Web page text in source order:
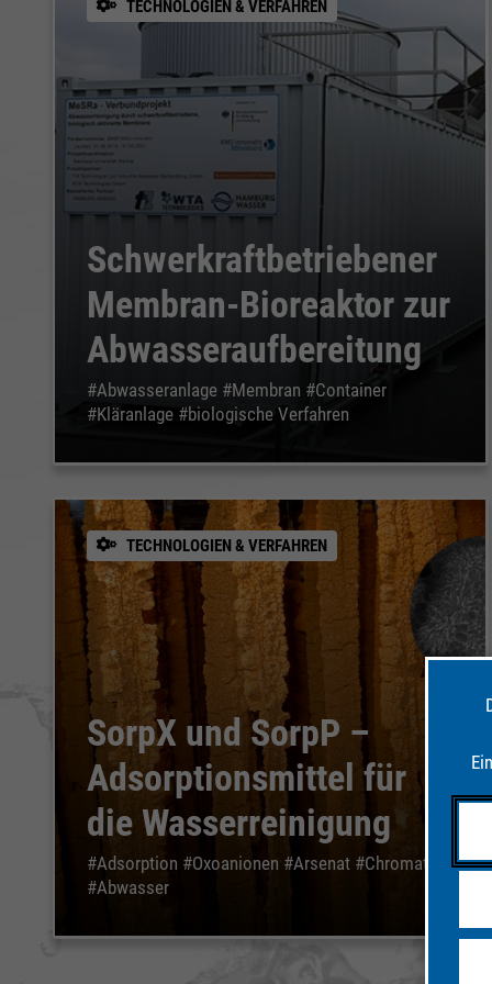
TECHNOLOGIEN & VERFAHREN
Schwerkraftbetriebener
Membran-Bioreaktor zur
Abwasseraufbereitung
#Abwasseranlage #Membran #Container
#Kläranlage #biologische Verfahren
TECHNOLOGIEN & VERFAHREN
SorpX und SorpP –
Adsorptionsmittel für
die Wasserreinigung
#Adsorption #Oxoanionen #Arsenat #Chromat
#Abwasser